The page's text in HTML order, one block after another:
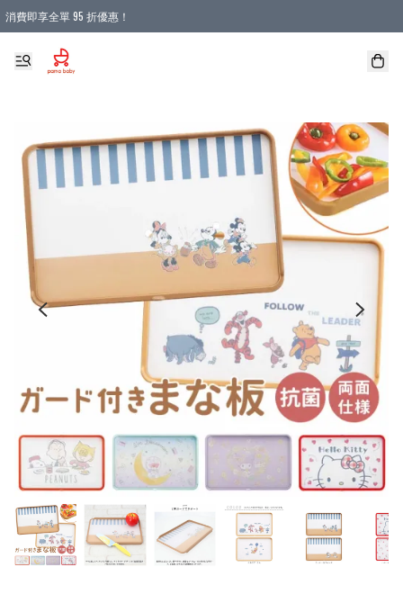
消費即享全單 95 折優惠！
購物滿 HKD 900.00即享免運費優惠！（適用於 本地送貨、本地取貨 )